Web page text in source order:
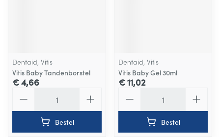
Dentaid, Vitis
Vitis Baby Tandenborstel
€ 4,66
Bestel
Dentaid, Vitis
Vitis Baby Gel 30ml
€ 11,02
Bestel